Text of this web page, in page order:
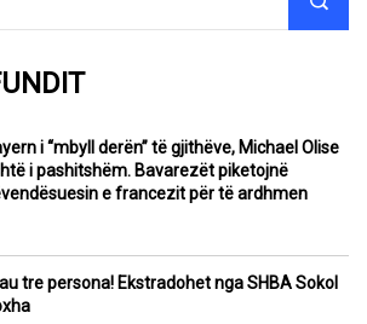
i “mbyll derën” të gjithëve, Michael Olise
i pashitshëm. Bavarezët piketojnë
e francezit për të ardhmen
tre persona! Ekstradohet nga SHBA Sokol